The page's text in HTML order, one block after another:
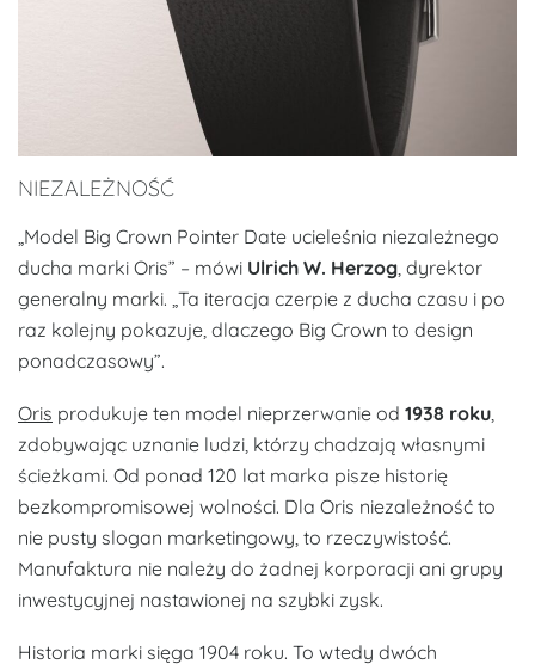
NIEZALEŻNOŚĆ
„Model Big Crown Pointer Date ucieleśnia niezależnego
ducha marki Oris” – mówi Ulrich W. Herzog, dyrektor
generalny marki. „Ta iteracja czerpie z ducha czasu i po
raz kolejny pokazuje, dlaczego Big Crown to design
ponadczasowy”.
Oris produkuje ten model nieprzerwanie od 1938 roku,
zdobywając uznanie ludzi, którzy chadzają własnymi
ścieżkami. Od ponad 120 lat marka pisze historię
bezkompromisowej wolności. Dla Oris niezależność to
nie pusty slogan marketingowy, to rzeczywistość.
Manufaktura nie należy do żadnej korporacji ani grupy
inwestycyjnej nastawionej na szybki zysk.
Historia marki sięga 1904 roku. To wtedy dwóch